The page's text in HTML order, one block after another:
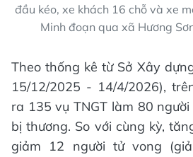
đầu kéo, xe khách 16 chỗ và xe
Minh đoạn qua xã Hương
Theo thống kê từ Sở Xây
15/12/2025 - 14/4/2026),
ra 135 vụ TNGT làm 80
bị thương. So với cùng kỳ,
giảm 12 người tử vong